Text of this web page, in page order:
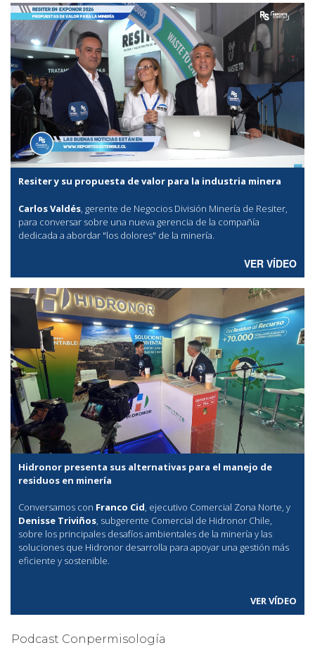
Resiter y su propuesta de valor para la industria minera
Carlos Valdés, gerente de Negocios División Minería de Resiter,
para conversar sobre una nueva gerencia de la compañía
dedicada a abordar "los dolores" de la minería.
VER VÍDEO
Hidronor presenta sus alternativas para el manejo de
residuos en minería
Conversamos con Franco Cid, ejecutivo Comercial Zona Norte, y
Denisse Triviños, subgerente Comercial de Hidronor Chile,
sobre los principales desafíos ambientales de la minería y las
soluciones que Hidronor desarrolla para apoyar una gestión más
eficiente y sostenible.
VER VÍDEO
Podcast Conpermisología